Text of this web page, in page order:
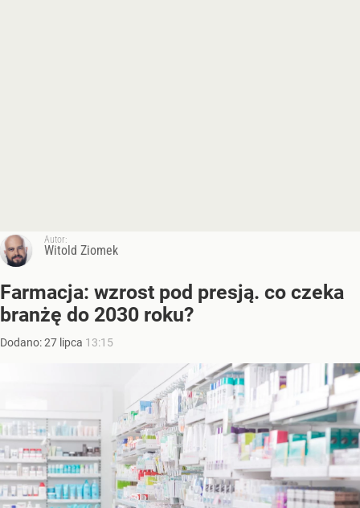
Autor:
Witold Ziomek
Farmacja: wzrost pod presją. co czeka
branżę do 2030 roku?
Dodano:27 lipca 13:15